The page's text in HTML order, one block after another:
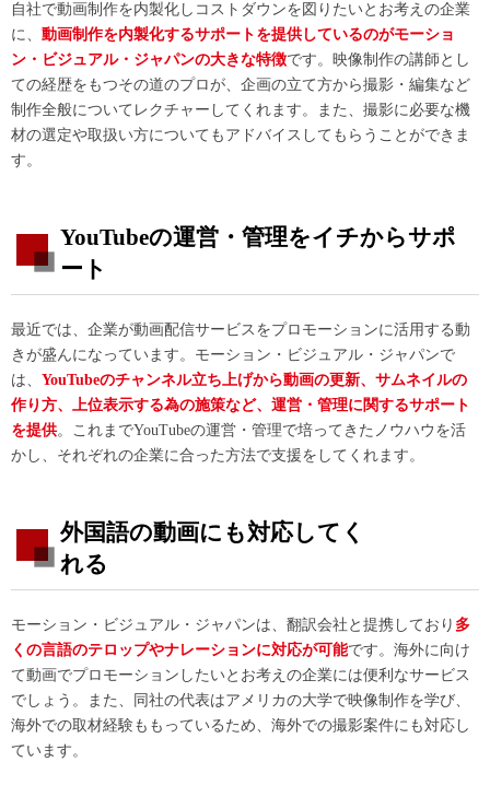
自社で動画制作を内製化しコストダウンを図りたいとお考えの企業
に、 動画制作を内製化するサポートを提供しているのがモーショ
ン・ビジュアル・ジャパンの大きな特徴です。映像制作の講師とし
ての経歴をもつその道のプロが、企画の立て方から撮影・編集など
制作全般についてレクチャーしてくれます。また、撮影に必要な機
材の選定や取扱い方についてもアドバイスしてもらうことができま
す。
YouTubeの運営・管理をイチからサポ
ート
最近では、企業が動画配信サービスをプロモーションに活用する動
きが盛んになっています。モーション・ビジュアル・ジャパンで
は、 YouTubeのチャンネル立ち上げから動画の更新、サムネイルの
作り方、上位表示する為の施策など、運営・管理に関するサポート
を提供。これまでYouTubeの運営・管理で培ってきたノウハウを活
かし、それぞれの企業に合った方法で支援をしてくれます。
外国語の動画にも対応してく
れる
モーション・ビジュアル・ジャパンは、翻訳会社と提携しており 多
くの言語のテロップやナレーションに対応が可能です。海外に向け
て動画でプロモーションしたいとお考えの企業には便利なサービス
でしょう。また、同社の代表はアメリカの大学で映像制作を学び、
海外での取材経験ももっているため、海外での撮影案件にも対応し
ています。